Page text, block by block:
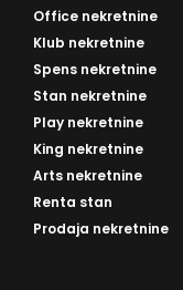
Office nekretnine
Klub nekretnine
Spens nekretnine
Stan nekretnine
Play nekretnine
King nekretnine
Arts nekretnine
Renta stan
Prodaja nekretnine